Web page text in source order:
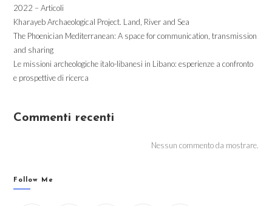
2022 – Articoli
Kharayeb Archaeological Project. Land, River and Sea
The Phoenician Mediterranean: A space for communication, transmission
and sharing
Le missioni archeologiche italo-libanesi in Libano: esperienze a confronto
e prospettive di ricerca
Commenti recenti
Nessun commento da mostrare.
Follow Me